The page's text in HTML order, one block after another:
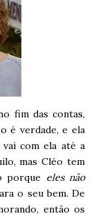
fim das contas,
é verdade, e ela
vai com ela até a
mas Cléo tem
porque eles não
o seu bem. De
então os